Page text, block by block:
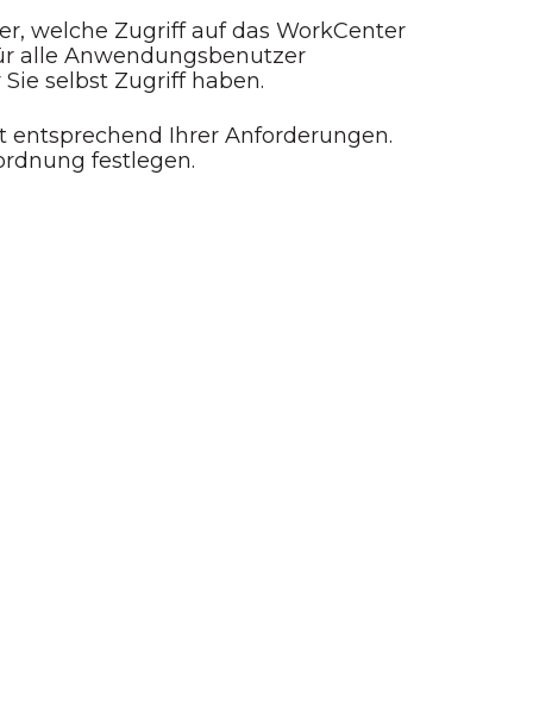
welche Zugriff auf das WorkCenter
alle Anwendungsbenutzer
selbst Zugriff haben.
entsprechend Ihrer Anforderungen.
festlegen.